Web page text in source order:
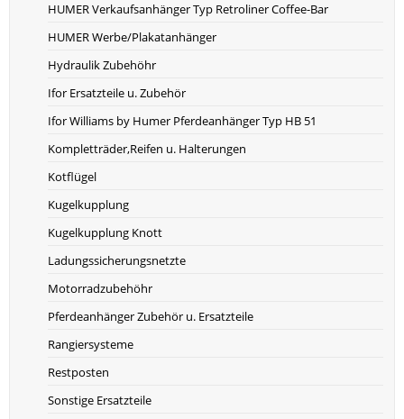
HUMER Verkaufsanhänger Typ Retroliner Coffee-Bar
HUMER Werbe/Plakatanhänger
Hydraulik Zubehöhr
Ifor Ersatzteile u. Zubehör
Ifor Williams by Humer Pferdeanhänger Typ HB 51
Kompletträder,Reifen u. Halterungen
Kotflügel
Kugelkupplung
Kugelkupplung Knott
Ladungssicherungsnetzte
Motorradzubehöhr
Pferdeanhänger Zubehör u. Ersatzteile
Rangiersysteme
Restposten
Sonstige Ersatzteile